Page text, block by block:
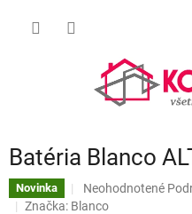
Batéria Blanco
Novinka
Priemerné
hodnotenie
Neohodnotené
Značka: Blanco